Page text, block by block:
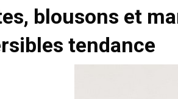
blousons et
tendance